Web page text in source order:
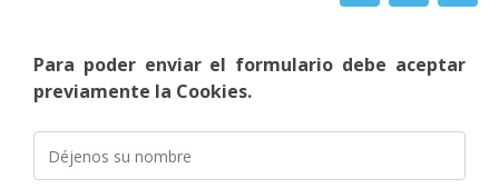
Para poder enviar el formulario debe aceptar
previamente la Cookies.